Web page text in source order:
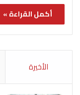
أكمل القراءة »
الأخيرة